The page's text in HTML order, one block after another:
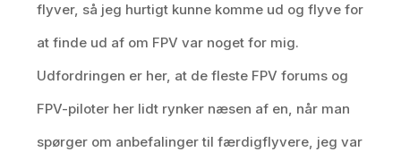
flyver, så jeg hurtigt kunne komme ud og flyve for
at finde ud af om FPV var noget for mig.
Udfordringen er her, at de fleste FPV forums og
FPV-piloter her lidt rynker næsen af en, når man
spørger om anbefalinger til færdigflyvere, jeg var